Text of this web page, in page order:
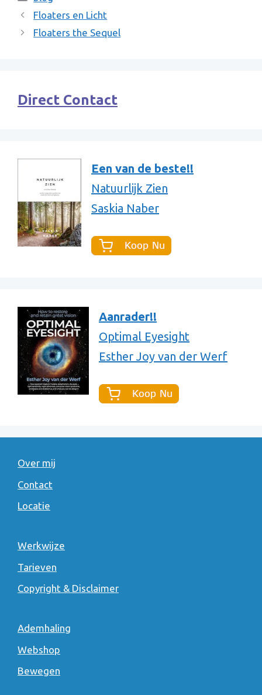
Floaters en Licht
Floaters the Sequel
Direct Contact
Een van de beste!!
Natuurlijk Zien
Saskia Naber
Aanrader!!
Optimal Eyesight
Esther Joy van der Werf
Over mij
Contact
Locatie
Werkwijze
Tarieven
Copyright & Disclaimer
Ademhaling
Webshop
Bewegen